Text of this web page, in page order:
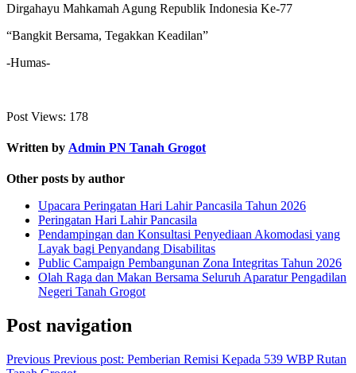
Dirgahayu Mahkamah Agung Republik Indonesia Ke-77
“Bangkit Bersama, Tegakkan Keadilan”
-Humas-
Post Views: 178
Written by Admin PN Tanah Grogot
Other posts by author
Upacara Peringatan Hari Lahir Pancasila Tahun 2026
Peringatan Hari Lahir Pancasila
Pendampingan dan Konsultasi Penyediaan Akomodasi yang
Layak bagi Penyandang Disabilitas
Public Campaign Pembangunan Zona Integritas Tahun 2026
Olah Raga dan Makan Bersama Seluruh Aparatur Pengadilan
Negeri Tanah Grogot
Post navigation
Previous Previous post: Pemberian Remisi Kepada 539 WBP Rutan